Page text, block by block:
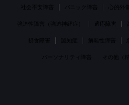
社会不安障害 心的外
認知症
パーソナリティ障害 その他（